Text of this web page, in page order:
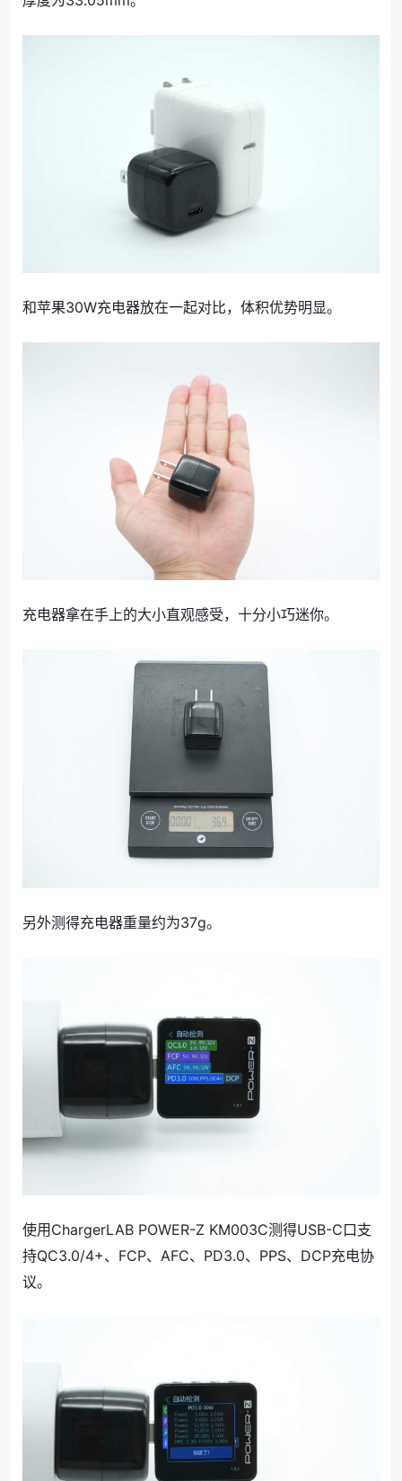
和苹果30W充电器放在一起对比，体积优势明显。
充电器拿在手上的大小直观感受，十分小巧迷你。
另外测得充电器重量约为37g。
使用ChargerLAB POWER-Z KM003C测得USB-C口支
持QC3.0/4+、FCP、AFC、PD3.0、PPS、DCP充电协
议。